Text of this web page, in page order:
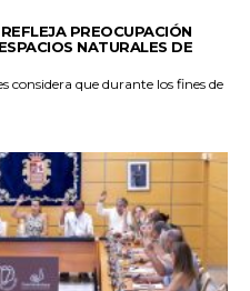
PREOCUPACIÓN
NATURALES DE
considera que durante los fines de